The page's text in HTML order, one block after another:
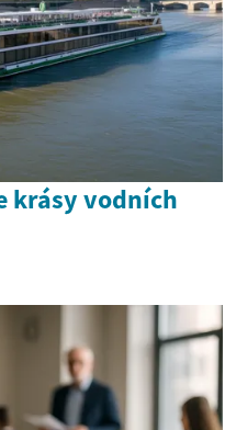
krásy vodních